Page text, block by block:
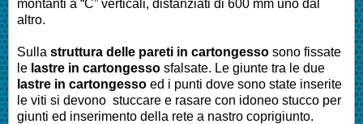
montanti a “C” verticali, distanziati di 600 mm uno dal
altro.
Sulla struttura delle pareti in cartongesso sono fissate
le lastre in cartongesso sfalsate. Le giunte tra le due
lastre in cartongesso ed i punti dove sono state inserite
le viti si devono stuccare e rasare con idoneo stucco per
giunti ed inserimento della rete a nastro coprigiunto.